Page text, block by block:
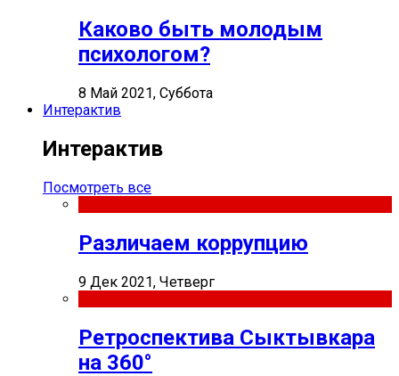
Каково быть молодым
психологом?
8 Май 2021, Суббота
Интерактив
Интерактив
Посмотреть все
Различаем коррупцию
9 Дек 2021, Четверг
Ретроспектива Сыктывкара
на 360°